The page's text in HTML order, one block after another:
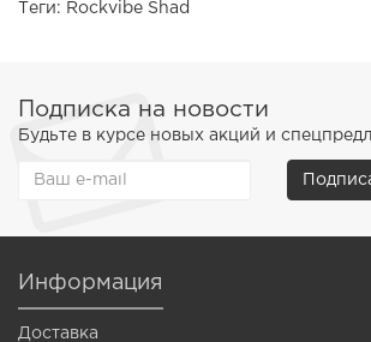
Теги: Rockvibe Shad
Подписка на новости
Будьте в курсе новых акций и
Информация
Доставка